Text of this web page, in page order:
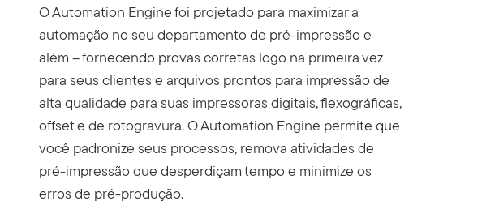
O Automation Engine foi projetado para maximizar a
automação no seu departamento de pré-impressão e
além – fornecendo provas corretas logo na primeira vez
para seus clientes e arquivos prontos para impressão de
alta qualidade para suas impressoras digitais, flexográficas,
offset e de rotogravura. O Automation Engine permite que
você padronize seus processos, remova atividades de
pré-impressão que desperdiçam tempo e minimize os
erros de pré-produção.